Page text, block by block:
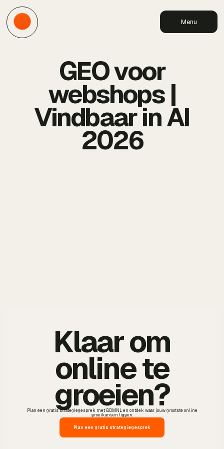
Menu
GEO voor
webshops |
Vindbaar in AI
2026
Klaar om
online te
groeien?
Plan een gratis strategiegesprek met BDMNL en ontdek waar jouw grootste online
groeikansen liggen.
Plan een gratis strategiegesprek